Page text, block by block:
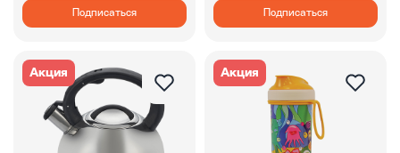
Подписаться Подписаться
Акция Акция